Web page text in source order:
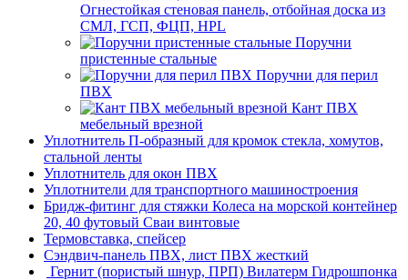
Огнестойкая стеновая панель, отбойная доска из
СМЛ, ГСП, ФЦП, HPL
Поручни
пристенные стальные
Поручни для перил
ПВХ
Кант ПВХ
мебельный врезной
Уплотнитель П-образный для кромок стекла, хомутов,
стальной ленты
Уплотнитель для окон ПВХ
Уплотнители для транспортного машиностроения
Бридж-фитинг для стяжки Колеса на морской контейнер
20, 40 футовый Сваи винтовые
Термовставка, спейсер
Сэндвич-панель ПВХ, лист ПВХ жесткий
Гернит (пористый шнур, ПРП) Вилатерм Гидрошпонка